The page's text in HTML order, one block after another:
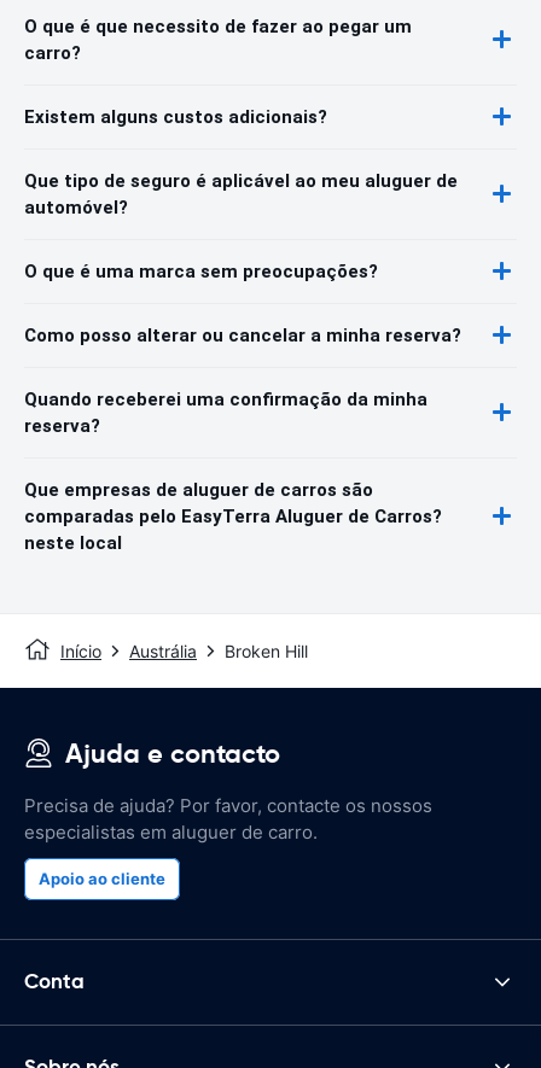
O que é que necessito de fazer ao pegar um
carro?
Existem alguns custos adicionais?
Que tipo de seguro é aplicável ao meu aluguer de
automóvel?
O que é uma marca sem preocupações?
Como posso alterar ou cancelar a minha reserva?
Quando receberei uma confirmação da minha
reserva?
Que empresas de aluguer de carros são
comparadas pelo EasyTerra Aluguer de Carros?
neste local
Início Austrália Broken Hill
Ajuda e contacto
Precisa de ajuda? Por favor, contacte os nossos
especialistas em aluguer de carro.
Apoio ao cliente
Conta